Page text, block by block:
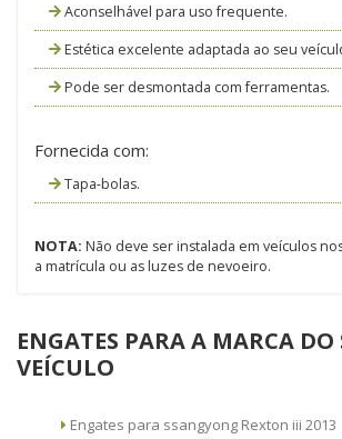
Aconselhável para uso frequente.
Estética excelente adaptada ao seu
Pode ser desmontada com ferramentas.
Fornecida com:
Tapa-bolas.
NOTA: Não deve ser instalada em veículos
a matrícula ou as luzes de nevoeiro.
ENGATES PARA A MARCA DO
VEÍCULO
Engates para ssangyong Rexton iii 2013